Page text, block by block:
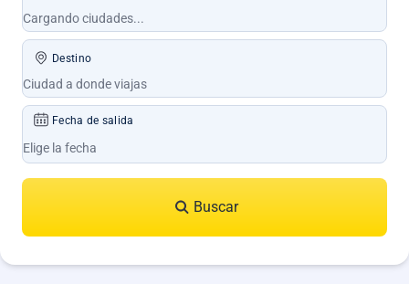
Destino
Fecha de salida
Buscar